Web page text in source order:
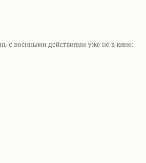
с военными действиями уже не в кино: